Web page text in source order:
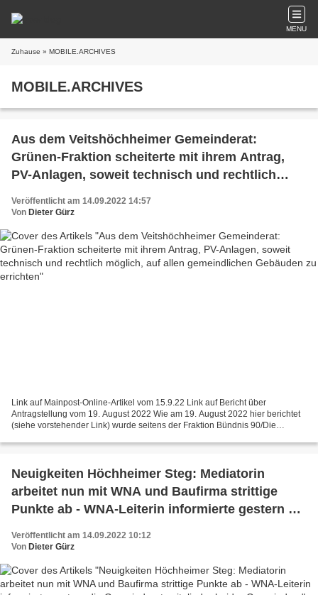
MENU
Zuhause » MOBILE.ARCHIVES
MOBILE.ARCHIVES
Aus dem Veitshöchheimer Gemeinderat:
Grünen-Fraktion scheiterte mit ihrem Antrag,
PV-Anlagen, soweit technisch und rechtlich
errichten
Veröffentlicht am 14.09.2022 14:57
Von Dieter Gürz
Link auf Mainpost-Online-Artikel vom 15.9.22 Link auf Bericht über
Antragstellung vom 19. August 2022 Wie am 19. August 2022 hier berichtet
(siehe vorstehender Link) wurde seitens der Fraktion Bündnis 90/Die
Neuigkeiten Höchheimer Steg: Mediatorin
arbeitet nun mit WNA und Baufirma strittige
Punkte ab - WNA-Leiterin informierte gestern die
Veröffentlicht am 14.09.2022 10:12
Von Dieter Gürz